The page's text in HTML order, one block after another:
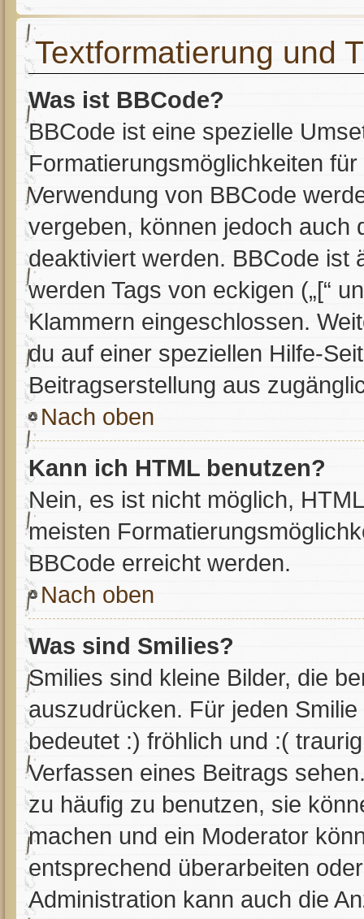
Textformatierung und
Was ist BBCode?
BBCode ist eine spezielle
Formatierungsmöglichkeiten
Verwendung von BBCode
vergeben, können jedoch auch
deaktiviert werden. BBCode ist
werden Tags von eckigen („[“
Klammern eingeschlossen.
du auf einer speziellen Hilfe-
Beitragserstellung aus
Nach oben
Kann ich HTML benutzen?
Nein, es ist nicht möglich,
meisten
BBCode erreicht werden.
Nach oben
Was sind Smilies?
Smilies sind kleine Bilder, die
auszudrücken. Für jeden
bedeutet :) fröhlich und :(
Verfassen eines Beitrags
zu häufig zu benutzen, sie
machen und ein Moderator
entsprechend überarbeiten
Administration kann auch die